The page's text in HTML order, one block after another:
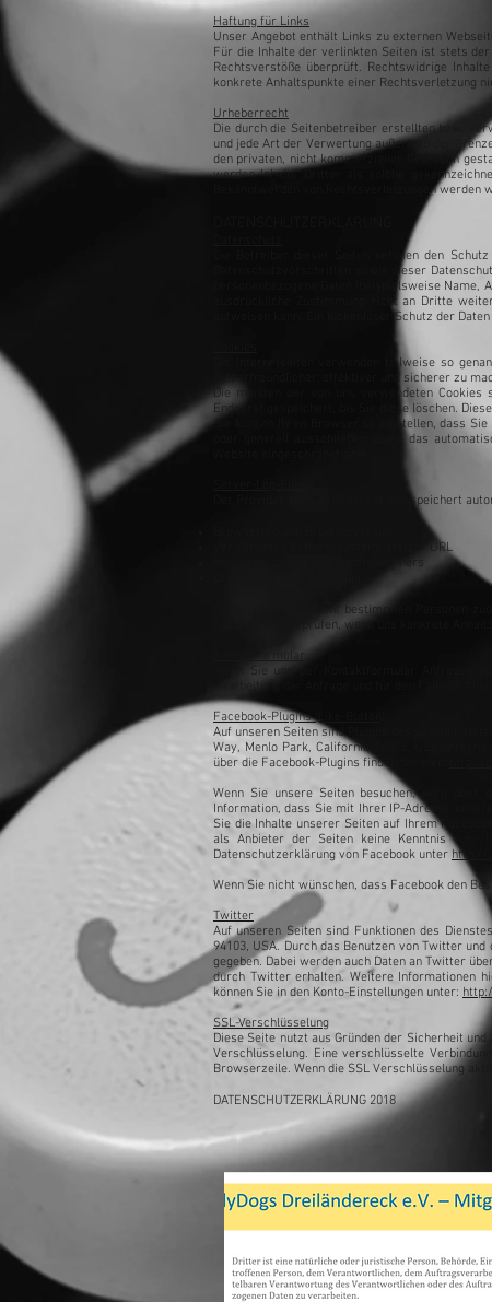
Haftung für Links
Unser Angebot enthält Links zu externen
Für die Inhalte der verlinkten Seiten ist stets
Rechtsverstöße überprüft. Rechtswidrige
konkrete Anhaltspunkte einer Rechtsverletzung
Urheberrecht
Die durch die Seitenbetreiber erstellten bzw.
und jede Art der Verwertung außerhalb der
den privaten, nicht kommerziellen Gebrauch
werden Inhalte Dritter als solche
Bekanntwerden von Rechtsverletzungen
Die Betreiber dieser Seiten nehmen den
Datenschutzvorschriften sowie dieser
personenbezogene Daten (beispielsweise
ausdrückliche Zustimmung nicht an Dritte
aufweisen kann. Ein lückenloser Schutz der
Die Internetseiten verwenden teilweise so
nutzerfreundlicher, effektiver und sicherer zu
Die meisten der von uns verwendeten Cookies
Endgerät gespeichert, bis Sie diese löschen.
Sie können Ihren Browser so einstellen, dass
oder generell ausschließen sowie das
Der Provider der Seiten erhebt und speichert
Verwendetes BetriebssystemReferrer URL
Hostname des zugreifenden Rechners
Diese Daten sind nicht bestimmten Personen
nachträglich zu prüfen, wenn uns konkrete
Kontaktformular
Wenn Sie uns per Kontaktformular Anfragen
Bearbeitung der Anfrage und für den Fall von
Facebook-Plugins (Like-Button)
Auf unseren Seiten sind Plugins des sozialen
Way, Menlo Park, California 94025, USA,
über die Facebook-Plugins finden Sie hier:
Wenn Sie unsere Seiten besuchen, wird über
Information, dass Sie mit Ihrer IP-Adresse
Sie die Inhalte unserer Seiten auf Ihrem
als Anbieter der Seiten keine Kenntnis vom
Datenschutzerklärung von Facebook unter http://
Wenn Sie nicht wünschen, dass Facebook den
Twitter
Auf unseren Seiten sind Funktionen des
94103, USA. Durch das Benutzen von Twitter
gegeben. Dabei werden auch Daten an Twitter
durch Twitter erhalten. Weitere Informationen
können Sie in den Konto-Einstellungen unter:
SSL-Verschlüsselung
Diese Seite nutzt aus Gründen der Sicherheit
Verschlüsselung. Eine verschlüsselte
Browserzeile. Wenn die SSL Verschlüsselung
DATENSCHUTZERKLÄRUNG 2018